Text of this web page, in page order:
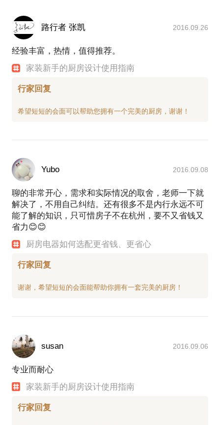
路行者 张凯 2016.09.26
经验丰富，热情，值得推荐。
家装新手的厨房设计使用指南
行家回复
Yubo 2016.09.08
聊的非常开心，需求和实际情况的取舍，老师一下就
解决了，不用自己纠结。还有很多不是内行永远不可
能了解的知识，只可惜房子不在杭州，要不又省钱又
省力😊😊
厨房电器如何选配更省钱、更省心
行家回复
susan 2016.09.06
专业而耐心
家装新手的厨房设计使用指南
行家回复